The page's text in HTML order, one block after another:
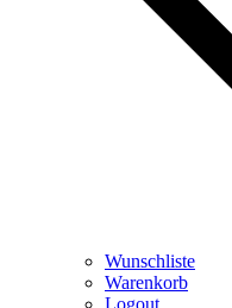
Wunschliste
Warenkorb
Logout